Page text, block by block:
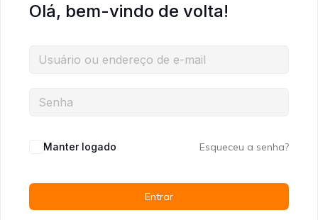
Olá, bem-vindo de volta!
Manter logado Esqueceu a senha?
Entrar